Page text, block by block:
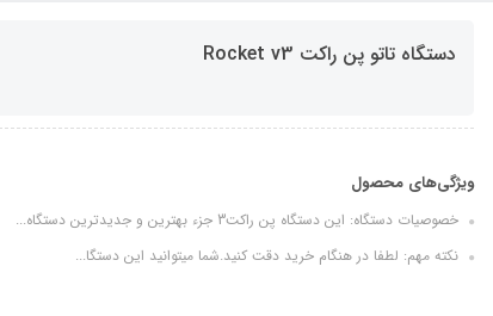
دستگاه تاتو پن راکت Rocket v3
ویژگی‌های محصول
خصوصیات دستگاه: این دستگاه پن راکت3 جزء بهترین و جدیدترین دستگاه...
نکته مهم: لطفا در هنگام خرید دقت کنید.شما میتوانید این دستگا...